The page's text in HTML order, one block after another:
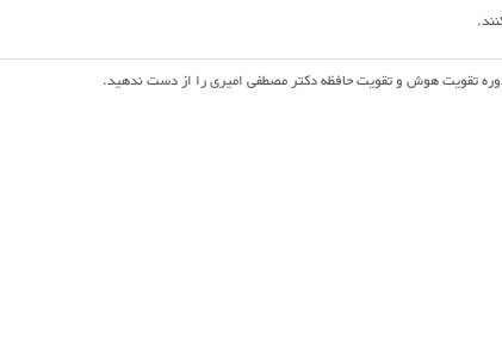
تقویت هوش و تقویت حافظه دکتر مصطفی امیری را از دست ندهید.